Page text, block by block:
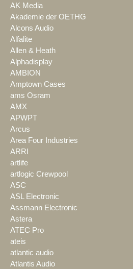
AK Media
Akademie der OETHG
Alcons Audio
Alfalite
Allen & Heath
Alphadisplay
AMBION
Amptown Cases
ams Osram
AMX
APWPT
Arcus
Area Four Industries
ARRI
artlife
artlogic Crewpool
ASC
ASL Electronic
Assmann Electronic
Astera
ATEC Pro
ateis
atlantic audio
Atlantis Audio